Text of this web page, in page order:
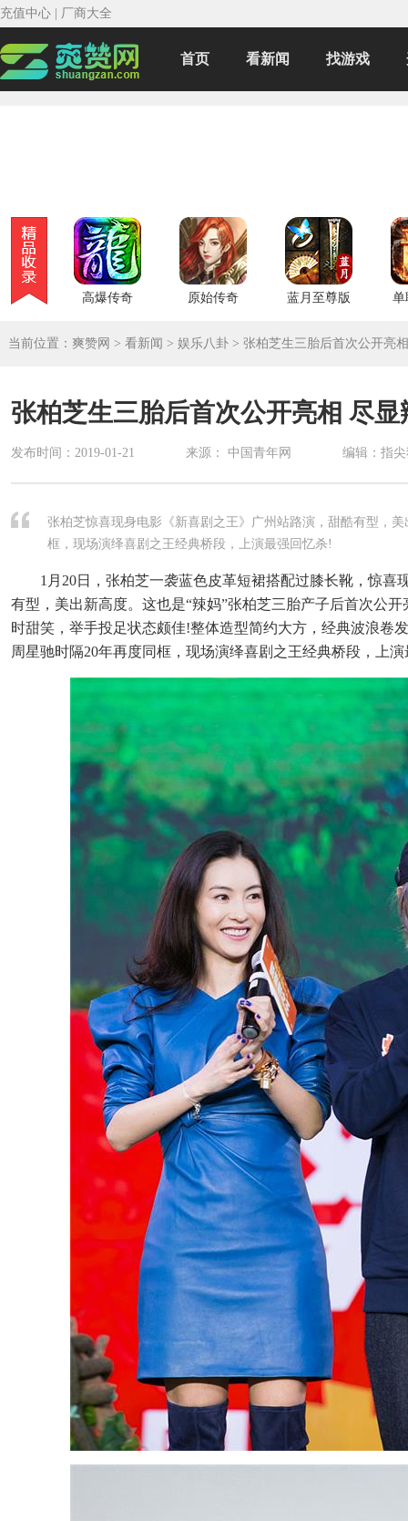
充值中心 厂商大全
首页 看新闻 找游戏
高爆传奇 原始传奇 蓝月至尊版 单
当前位置： 爽赞网 > 看新闻 > 娱乐八卦 > 张柏芝生三胎后首次公开亮
张柏芝生三胎后首次公开亮相 尽
发布时间： 2019-01-21 来源： 中国青年网 编辑：指
张柏芝惊喜现身电影《新喜剧之王》广州站路演，甜酷有型，
框，现场演绎喜剧之王经典桥段，上演最强回忆杀!
1月20日，张柏芝一袭蓝色皮革短裙搭配过膝长靴，惊喜
有型，美出新高度。这也是“辣妈”张柏芝三胎产子后首次公
时甜笑，举手投足状态颇佳!整体造型简约大方，经典波浪卷
周星驰时隔20年再度同框，现场演绎喜剧之王经典桥段，上